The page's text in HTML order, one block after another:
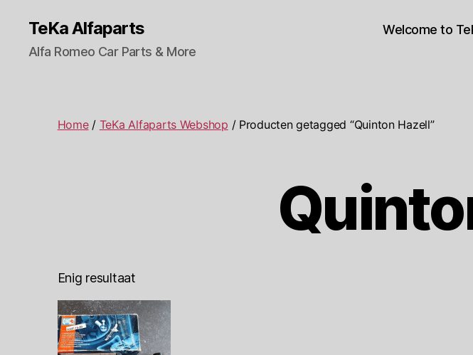
TeKa Alfaparts
Alfa Romeo Car Parts & More
Welcome to
Home/ TeKa Alfaparts Webshop / Producten getagged “Quinton Hazell”
Enig resultaat